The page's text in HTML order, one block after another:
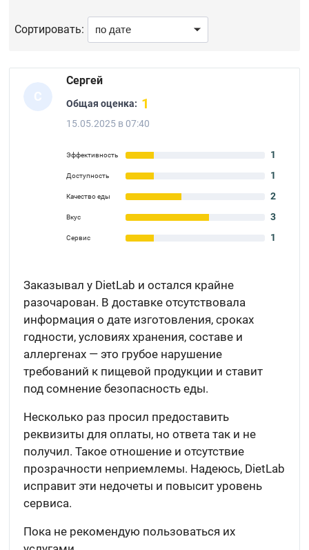
Сортировать:
С
Сергей
Общая оценка: 1
15.05.2025 в 07:40
Эффективность 1
Доступность 1
Качество еды 2
Вкус 3
Сервис 1
Заказывал у DietLab и остался крайне
разочарован. В доставке отсутствовала
информация о дате изготовления, сроках
годности, условиях хранения, составе и
аллергенах — это грубое нарушение
требований к пищевой продукции и ставит
под сомнение безопасность еды.
Несколько раз просил предоставить
реквизиты для оплаты, но ответа так и не
получил. Такое отношение и отсутствие
прозрачности неприемлемы. Надеюсь, DietLab
исправит эти недочеты и повысит уровень
сервиса.
Пока не рекомендую пользоваться их